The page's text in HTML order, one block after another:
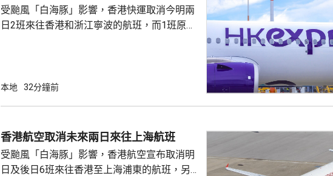
受颱風「白海豚」影響，香港快運取消今明兩
日2班來往香港和浙江寧波的航班，而1班原定
定目的地，亦可申請退款。
本地 32分鐘前
香港航空取消未來兩日來往上海航班
受颱風「白海豚」影響，香港航空宣布取消明
日及後日6班來往香港至上海浦東的航班，另